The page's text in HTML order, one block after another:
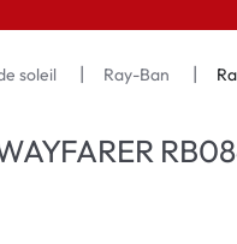
CATÉGORIES
Lentilles toriques
MARQUES
EyeDefinition
soleil Ray-Ban